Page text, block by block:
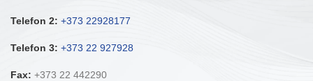
Telefon 2: +373 22928177
Telefon 3: +373 22 927928
Fax: +373 22 442290